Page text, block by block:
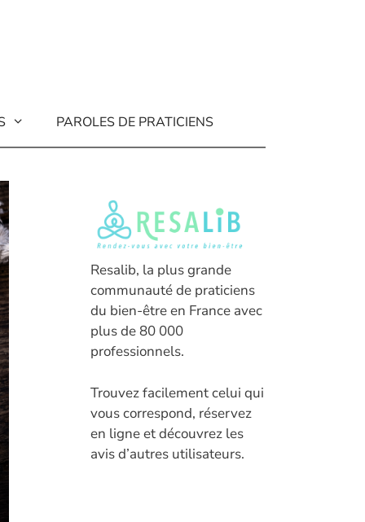
PAROLES DE PRATICIENS
Resalib, la plus grande
communauté de praticiens
du bien-être en France avec
plus de 80 000
professionnels.
Trouvez facilement celui qui
vous correspond, réservez
en ligne et découvrez les
avis d’autres utilisateurs.